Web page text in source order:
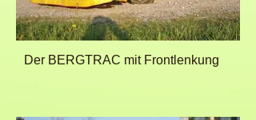
Der BERGTRAC mit Frontlenkung